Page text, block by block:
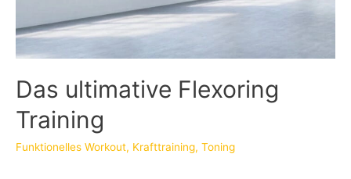
Das ultimative Flexoring
Training
Funktionelles Workout, Krafttraining, Toning